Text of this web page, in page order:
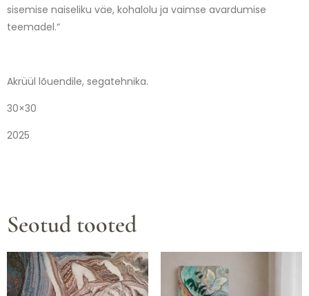
sisemise naiseliku väe, kohalolu ja vaimse avardumise
teemadel.“
Akrüül lõuendile, segatehnika.
30×30
2025
Seotud tooted